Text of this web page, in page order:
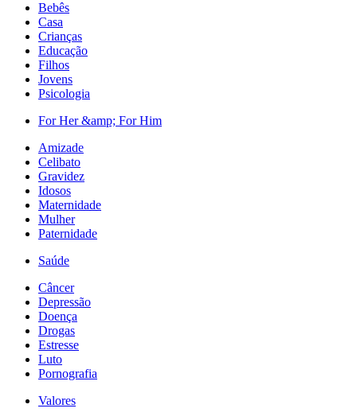
Bebês
Casa
Crianças
Educação
Filhos
Jovens
Psicologia
For Her &amp; For Him
Amizade
Celibato
Gravidez
Idosos
Maternidade
Mulher
Paternidade
Saúde
Câncer
Depressão
Doença
Drogas
Estresse
Luto
Pornografia
Valores